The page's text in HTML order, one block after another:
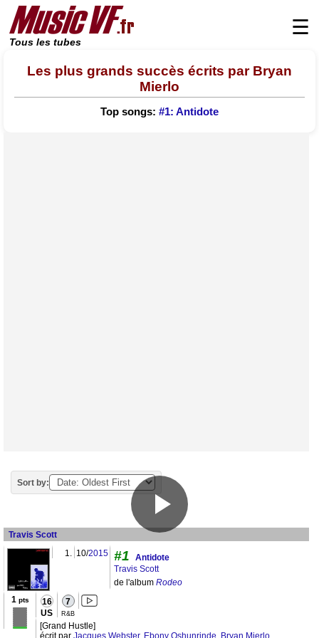
Tous les tubes
☰
Les plus grands succès écrits par Bryan
Mierlo
Top songs: #1: Antidote
Sort by:
Travis Scott
1. 10/2015 #1
Antidote
Travis Scott
de l'album Rodeo
1 pts 16
US
7
R&B
[Grand Hustle]
écrit par Jacques Webster, Ebony Oshunrinde Bryan Mierlo